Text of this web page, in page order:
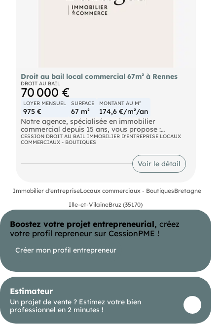
Une occasion à saisir pour s'installer au cœur de
la vie rennaise.
Droit au bail local commercial 67m² à Rennes
DROIT AU BAIL
70 000 €
LOYER MENSUEL
975 €
SURFACE
67 m²
MONTANT AU M²
174,6 €/m²/an
Notre agence, spécialisée en immobilier
commercial depuis 15 ans, vous propose :
À Louer, droit au bail pour un emplacement bien
Bail commercial
Emplacement central, offrant une visibilité
Convient à diverses activités commerciales ou
professionnelles
Flux de passage régulier
Proximité des transports en commun et des
commodités locales
CESSION DROIT AU BAIL IMMOBILIER D'ENTREPRISE LOCAUX
COMMERCIAUX - BOUTIQUES
Voir le détail
Immobilier d'entrepriseLocaux commerciaux - BoutiquesBretagne
Ille-et-VilaineBruz (35170)
Boostez votre projet entrepreneurial, créez
votre profil repreneur sur CessionPME !
Créer mon profil entrepreneur
Estimateur
Un projet de vente ? Estimez votre bien
professionnel en 2 minutes !